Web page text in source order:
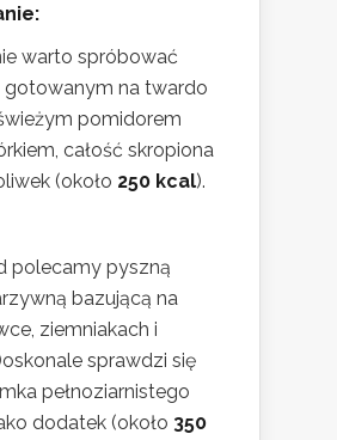
warto spróbować
gotowanym na twardo
pomidorem
całość skropiona
(około 250 kcal).
polecamy pyszną
bazującą na
ziemniakach i
sprawdzi się
pełnoziarnistego
dodatek (około 350